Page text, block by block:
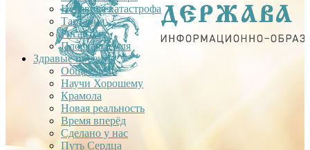
Недавняя катастрофа
Тартария
Гиганты
Плоская Земля
Здравые проекты
Общее дело
Научи Хорошему
Крамола
Новая реальность
Время вперёд
Сделано у нас
Путь Сердца